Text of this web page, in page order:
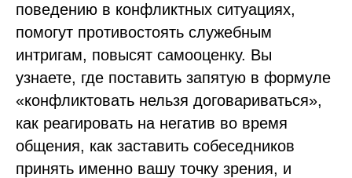
поведению в конфликтных ситуациях,
помогут противостоять служебным
интригам, повысят самооценку. Вы
узнаете, где поставить запятую в формуле
«конфликтовать нельзя договариваться»,
как реагировать на негатив во время
общения, как заставить собеседников
принять именно вашу точку зрения, и